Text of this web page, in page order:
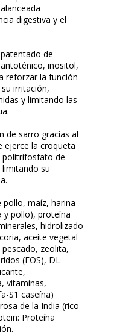
digestiva y el
de
inositol,
reforzar la función
irritación,
y limitando las
de sarro gracias al
ejerce la croqueta
politrifosfato de
su
maíz, harina
y pollo), proteína
hidrolizado
aceite vegetal
zeolita,
(FOS), DL-
vitaminas,
S1 caseína)
de la India (rico
Proteína